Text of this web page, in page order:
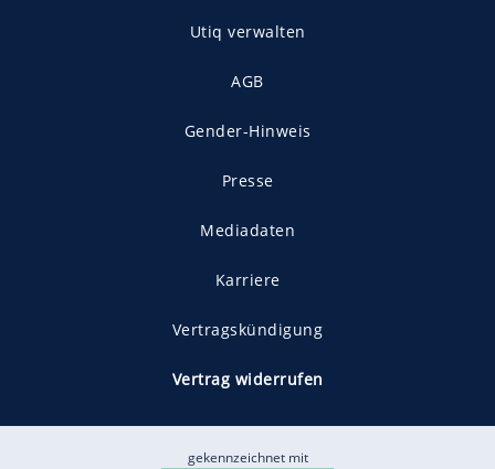
Utiq verwalten
AGB
Gender-Hinweis
Presse
Mediadaten
Karriere
Vertragskündigung
Vertrag widerrufen
gekennzeichnet mit